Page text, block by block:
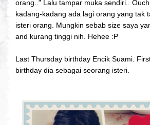
orang.." Lalu tampar muka sendiri..
kadang-kadang ada lagi orang yang tak
isteri orang. Mungkin sebab size saya
and kurang tinggi nih. Hehee :P
Last Thursday birthday Encik Suami.
birthday dia sebagai seorang isteri.